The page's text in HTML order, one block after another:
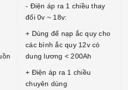
- Điện áp ra 1 chiều thay
đổi 0v ~ 18v:
+ Dùng để nạp ắc quy cho
các bình ắc quy 12v có
dung lương < 200Ah
+ Điện áp ra 1 chiều
chuyên dùng